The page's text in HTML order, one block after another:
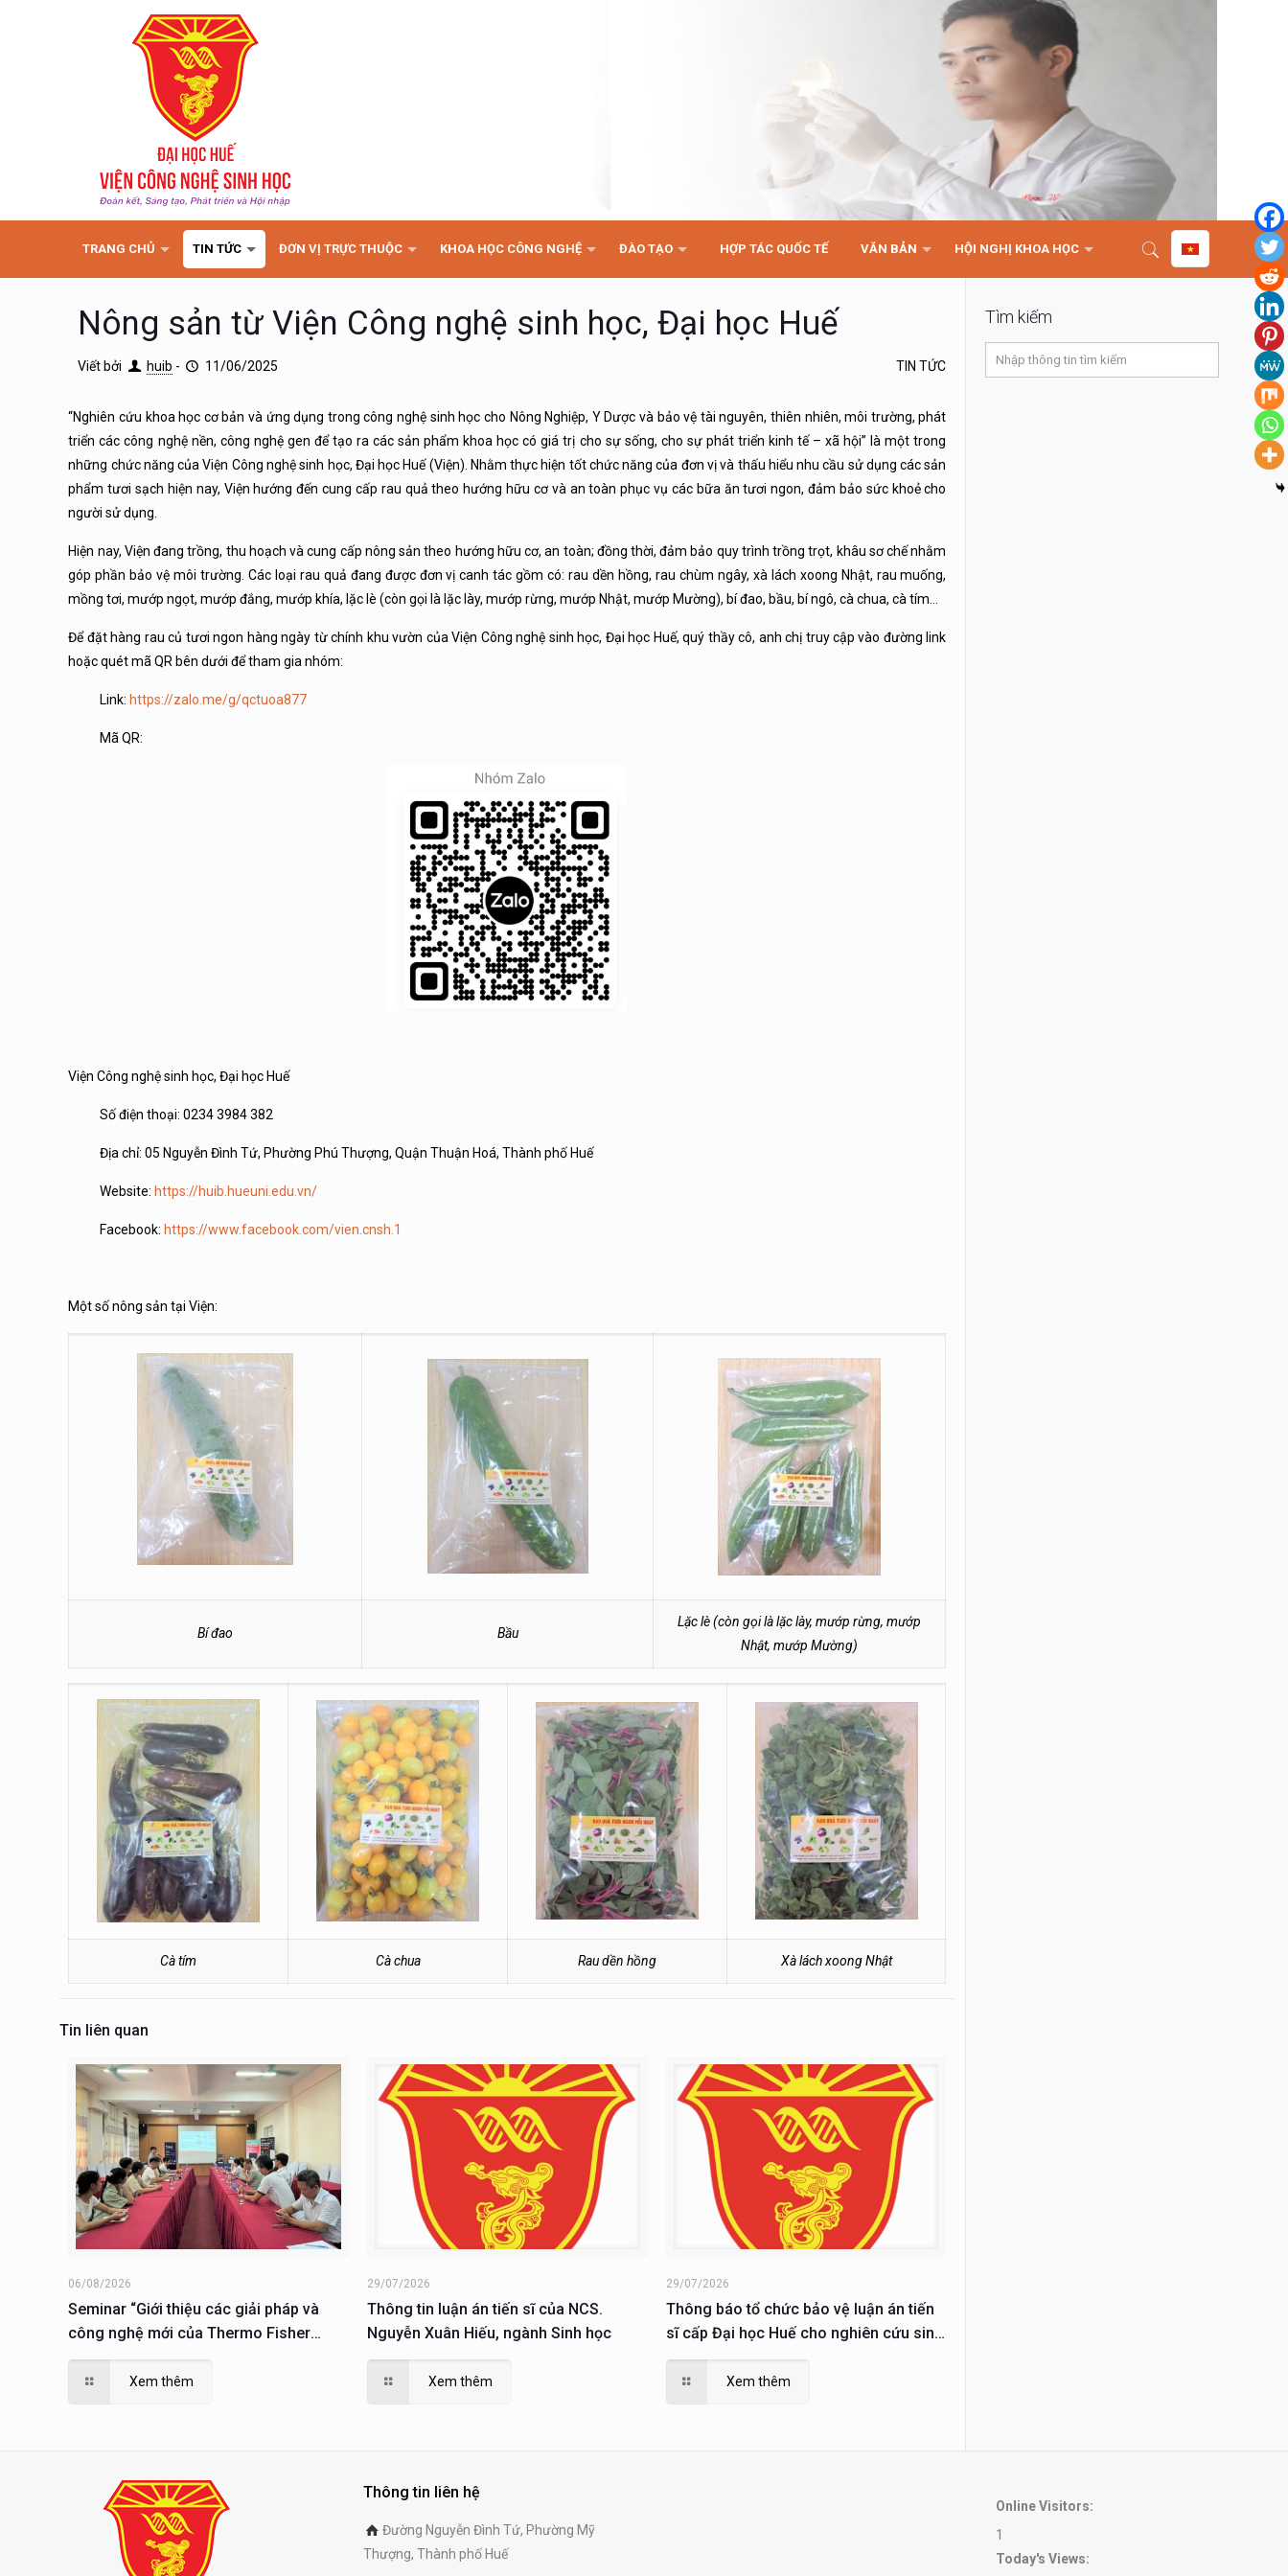
TRANG CHỦ TIN TỨC ĐƠN VỊ TRỰC THUỘC KHOA HỌC CÔNG NGHỆ ĐÀO TẠO HỢP TÁC QUỐC TẾ VĂN BẢN HỘI NGHỊ KHOA HỌC
Nông sản từ Viện Công nghệ sinh học, Đại học Huế
Viết bởi huib - 11/06/2025 TIN TỨC
“Nghiên cứu khoa học cơ bản và ứng dụng trong công nghệ sinh học cho Nông Nghiệp, Y Dược và bảo vệ tài nguyên, thiên nhiên, môi trường, phát
triển các công nghệ nền, công nghệ gen để tạo ra các sản phẩm khoa học có giá trị cho sự sống, cho sự phát triển kinh tế – xã hội” là một trong
những chức năng của Viện Công nghệ sinh học, Đại học Huế (Viện). Nhằm thực hiện tốt chức năng của đơn vị và thấu hiểu nhu cầu sử dụng các sản
phẩm tươi sạch hiện nay, Viện hướng đến cung cấp rau quả theo hướng hữu cơ và an toàn phục vụ các bữa ăn tươi ngon, đảm bảo sức khoẻ cho
người sử dụng.
Hiện nay, Viện đang trồng, thu hoạch và cung cấp nông sản theo hướng hữu cơ, an toàn; đồng thời, đảm bảo quy trình trồng trọt, khâu sơ chế nhằm
góp phần bảo vệ môi trường. Các loại rau quả đang được đơn vị canh tác gồm có: rau dền hồng, rau chùm ngây, xà lách xoong Nhật, rau muống,
mồng tơi, mướp ngọt, mướp đắng, mướp khía, lặc lè (còn gọi là lặc lày, mướp rừng, mướp Nhật, mướp Mường), bí đao, bầu, bí ngô, cà chua, cà tím…
Để đặt hàng rau củ tươi ngon hàng ngày từ chính khu vườn của Viện Công nghệ sinh học, Đại học Huế, quý thầy cô, anh chị truy cập vào đường link
hoặc quét mã QR bên dưới để tham gia nhóm:
Link: https://zalo.me/g/qctuoa877
Mã QR:
Viện Công nghệ sinh học, Đại học Huế
Số điện thoại: 0234 3984 382
Địa chỉ: 05 Nguyễn Đình Tứ, Phường Phú Thượng, Quận Thuận Hoá, Thành phố Huế
Website: https://huib.hueuni.edu.vn/
Facebook: https://www.facebook.com/vien.cnsh.1
Một số nông sản tại Viện:
Bí đao Bầu
Lặc lè (còn gọi là lặc lày, mướp rừng, mướp
Nhật, mướp Mường)
Cà tím Cà chua Rau dền hồng Xà lách xoong Nhật
Tin liên quan
06/08/2026
Seminar “Giới thiệu các giải pháp và
công nghệ mới của Thermo Fisher
Scientific trong lĩnh vực sinh học phân
tử; giải pháp phục vụ nuôi cấy, phân tích
và nghiên cứu tế tào”
Xem thêm
29/07/2026
Thông tin luận án tiến sĩ của NCS.
Nguyễn Xuân Hiếu, ngành Sinh học
Xem thêm
29/07/2026
Thông báo tổ chức bảo vệ luận án tiến
sĩ cấp Đại học Huế cho nghiên cứu sinh
Nguyễn Xuân Hiếu
Xem thêm
Tìm kiếm
Thông tin liên hệ
Đường Nguyễn Đình Tứ, Phường Mỹ
Thượng, Thành phố Huế
Online Visitors:
1
Today's Views: